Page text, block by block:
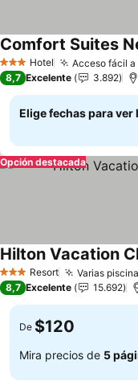
3 Estrellas
Hotel Acceso fácil
Comfort Suites
8,7 Excelente 3.892
Elige fechas para
Opción destacada
3 EstrellasResort Varias
8,7 Excelente 15.692
De $120
Mira precios de 5